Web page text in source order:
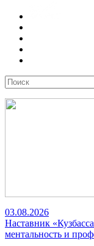
03.08.2026
Наставник
ментальность и